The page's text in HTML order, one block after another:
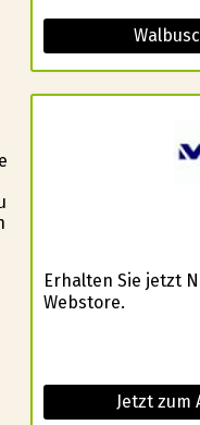
Erhalten Sie jetzt
Webstore.
Jetzt zum